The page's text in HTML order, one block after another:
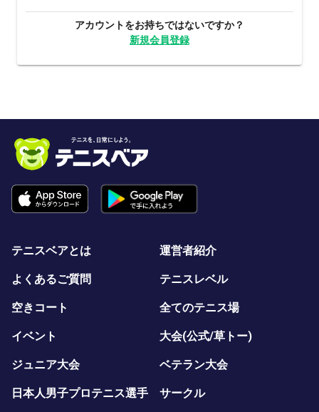
アカウントをお持ちではないですか？
新規会員登録
テニスベアとは 運営者紹介
よくあるご質問 テニスレベル
空きコート 全てのテニス場
イベント 大会(公式/草トー)
ジュニア大会 ベテラン大会
日本人男子プロテニス選手 サークル